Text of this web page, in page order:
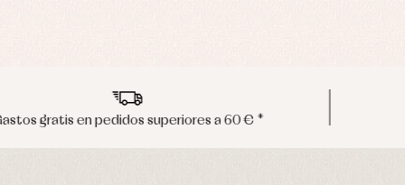
Envíos en península en 24/48 horas